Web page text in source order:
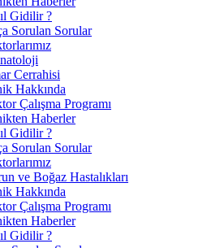
Gidilir ?
Sorulan Sorular
Cerrahisi
Hakkında
Çalışma Programı
Haberler
Gidilir ?
Sorulan Sorular
ve Boğaz Hastalıkları
Hakkında
Çalışma Programı
Haberler
Gidilir ?